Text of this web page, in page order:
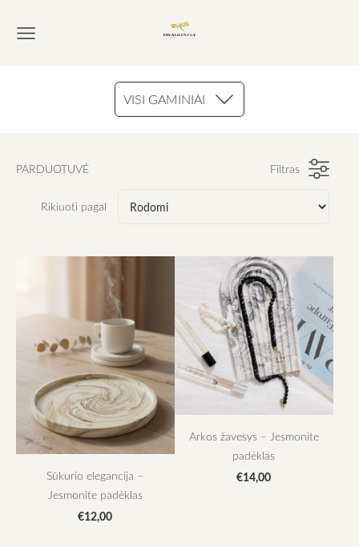
VISI GAMINIAI
PARDUOTUVĖ Filtras
Rikiuoti pagal
Sūkurio elegancija –
Jesmonite padėklas
€12,00
Arkos žavesys – Jesmonite
padėklas
€14,00